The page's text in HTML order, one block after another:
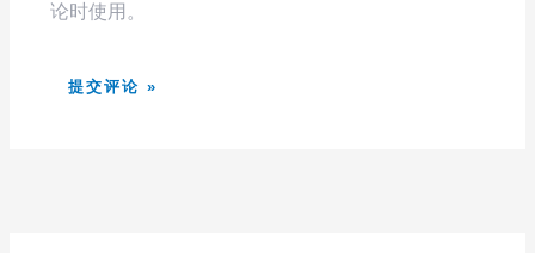
论时使用。